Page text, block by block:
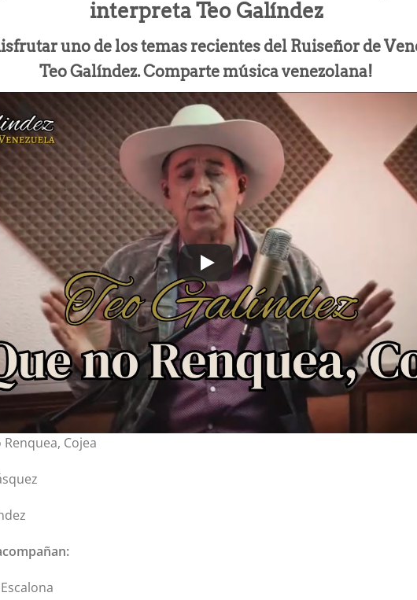
interpreta Teo Galíndez
uno de los temas recientes del Ruiseñor de
Teo Galíndez. Comparte música venezolana!
Renquea, Cojea